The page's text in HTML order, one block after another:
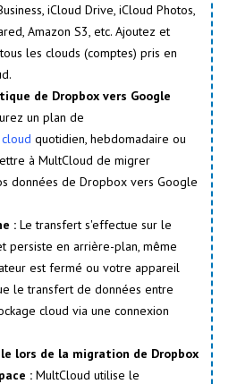
iCloud Drive, iCloud Photos,
Amazon S3, etc. Ajoutez et
les clouds (comptes) pris en
de Dropbox vers Google
un plan de
quotidien, hebdomadaire ou
à MultCloud de migrer
données de Dropbox vers Google
:Le transfert s'effectue sur le
persiste en arrière-plan, même
est fermé ou votre appareil
le transfert de données entre
cloud via une connexion
lors de la migration de Dropbox
:MultCloud utilise le